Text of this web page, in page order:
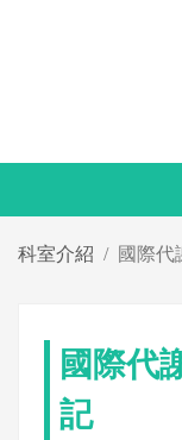
科室介紹 國際代
國際代
記